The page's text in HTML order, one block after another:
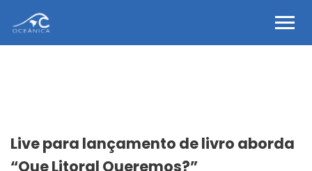
Live para lançamento de livro aborda
“Que Litoral Queremos?”